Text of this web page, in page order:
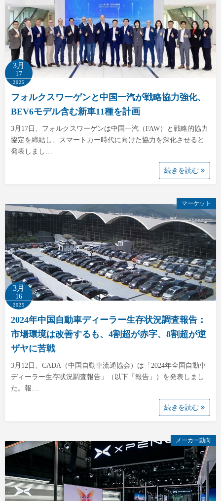
3月
17
2025
フォルクスワーゲンと中国一汽が戦略協力強化、
BEV6モデル含む新車11種を計画
3月17日、フォルクスワーゲンは中国一汽（FAW）と戦略的協力
協定を締結し、スマートカー時代に向けた協力を深化させると
発表しまし…
続きを読む
マーケット
3月
16
2025
2024年中国自動車ディーラー生存状況調査報告：
市場環境は改善するも、4割超が赤字、8割超が逆
ザヤに苦戦
3月12日、CADA（中国自動車流通協会）は「2024年全国自動車
ディーラー生存状況調査報告」（以下「報告」）を発表しまし
た。報…
続きを読む
メーカー動向